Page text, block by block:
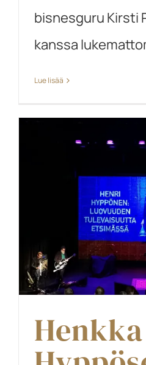
bisnesguru Kirsti
kanssa
Lue lisää
Henkka